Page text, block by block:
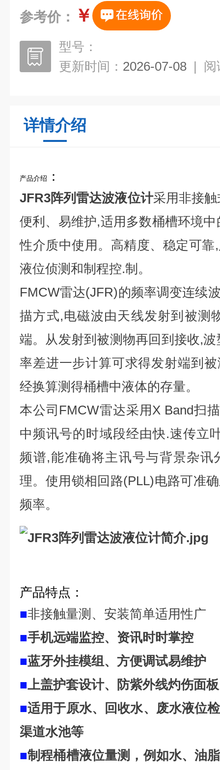
参考价： ￥
型号：
更新时间： 2026-07-08 | 阅
详情介绍
产品介绍
：
JFR3阵列雷达波液位计采用非接
便利、易维护,适用多数桶槽环境
性介质中使用。高精度、稳定可
液位侦测和制程控.制。
FMCW雷达(JFR)的频率调变连续
描方式,电磁波由天线发射到被测
端。从发射到被测物再回到接收,
率差进一步计算可求得发射端到
经换算测得桶槽中液体的存量。
本公司FMCW雷达采用X Band扫
中频讯号的时域段经由快.速传立
频谱,能准确将主讯号与背景杂讯
理。使用锁相回路(PLL)电路可准
频率。
产品特点：
■非接触量测、安装简单适用性广
■手机远端监控、资讯时时掌控
■蓝牙外挂模组、方便调试易维护
■上盖护套设计、防紫外线灼伤面板
■适用于原水、回收水、废水液位
渠道水池等
■制程桶槽液位量测，例如水、油